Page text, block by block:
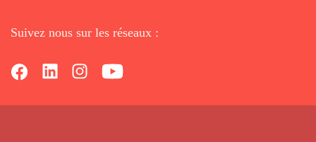
Suivez nous sur les réseaux :